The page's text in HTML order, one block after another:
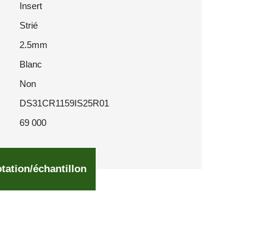
Insert
Strié
2.5mm
Blanc
Non
DS31CR1159IS25R01
69 000
échantillon